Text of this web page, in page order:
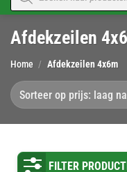
Voor16:00
Afdekzeilen
Home / Afdekzeilen 4x6m
FILTER